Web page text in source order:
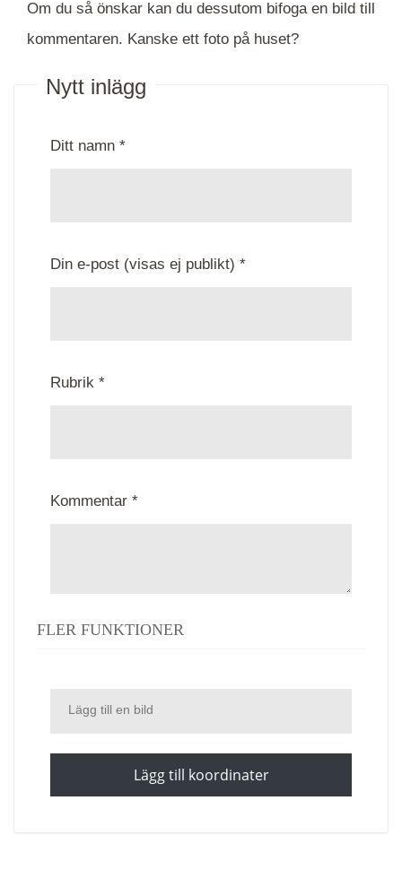
Om du så önskar kan du dessutom bifoga en bild till
kommentaren. Kanske ett foto på huset?
Nytt inlägg
Ditt namn *
Din e-post (visas ej publikt) *
Rubrik *
Kommentar *
FLER FUNKTIONER
Lägg till en bild
Lägg till koordinater